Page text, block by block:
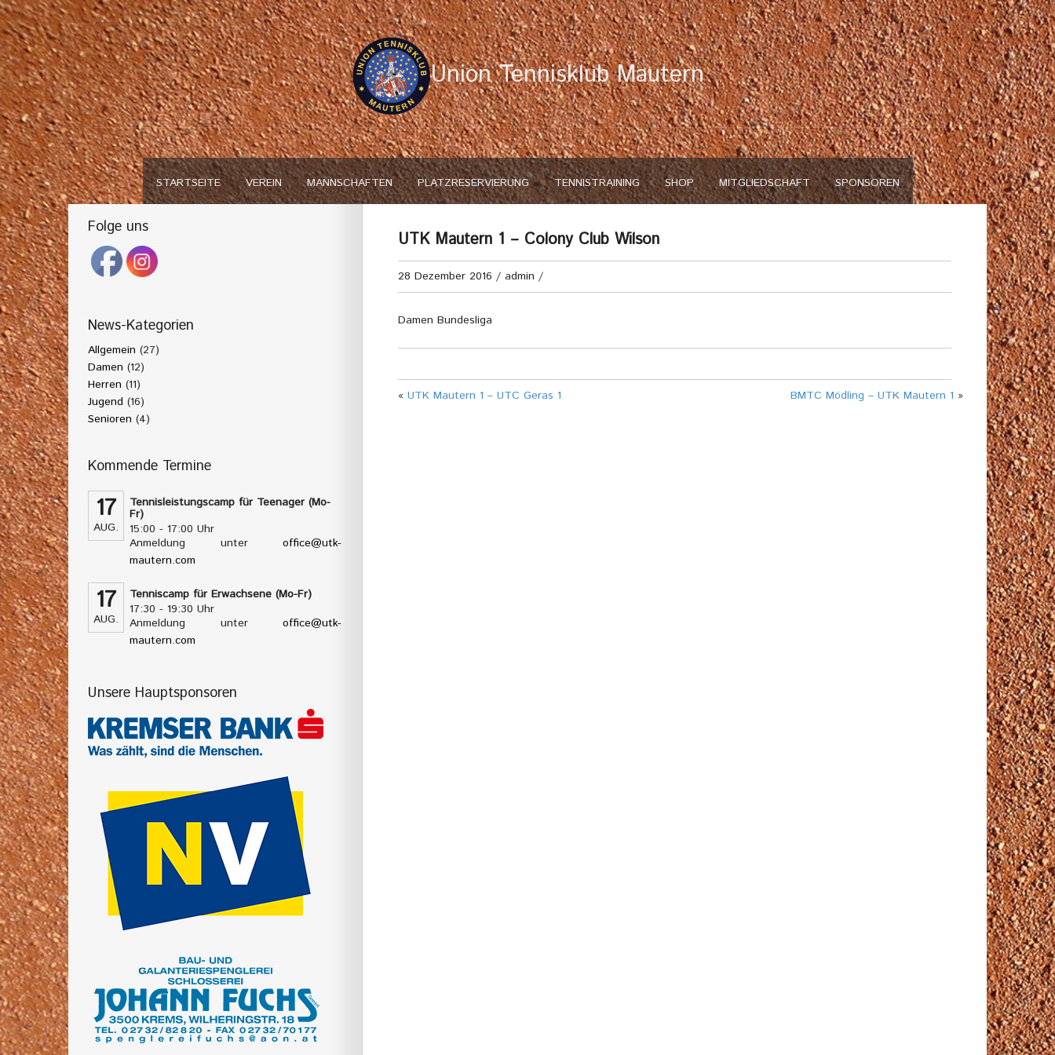
Union Tennisklub Mautern
STARTSEITE VEREIN MANNSCHAFTEN PLATZRESERVIERUNG TENNISTRAINING SHOP MITGLIEDSCHAFT SPONSOREN
Folge uns
News-Kategorien
Allgemein (27)
Damen (12)
Herren (11)
Jugend (16)
Senioren (4)
Kommende Termine
17
AUG.
Tennisleistungscamp für Teenager (Mo-
Fr)
15:00 - 17:00 Uhr
Anmeldung unter office@utk-
mautern.com
17
AUG.
Tenniscamp für Erwachsene (Mo-Fr)
17:30 - 19:30 Uhr
Anmeldung unter office@utk-
mautern.com
Unsere Hauptsponsoren
UTK Mautern 1 – Colony Club Wilson
28 Dezember 2016 / admin /
Damen Bundesliga
« UTK Mautern 1 – UTC Geras 1 BMTC Mödling – UTK Mautern 1 »